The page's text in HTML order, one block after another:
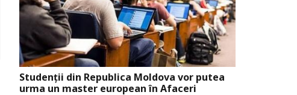
Studenții din Republica Moldova vor putea
urma un master european în Afaceri